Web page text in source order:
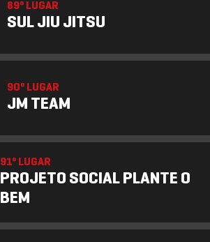
89º LUGAR
SUL JIU JITSU
90º LUGAR
JM TEAM
91º LUGAR
PROJETO SOCIAL PLANTE O
BEM